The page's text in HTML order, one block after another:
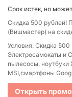
Срок истек, но
Скидка 500 рублей!
(Вишмастер) на
Условия: Скидка 500
Электросамокаты и
пылесосы, ноутбуки
MSI,смартфоны
Открыть